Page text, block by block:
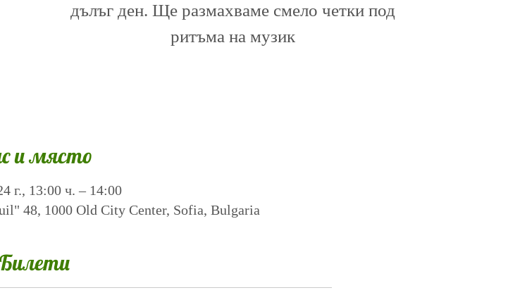
дълъг ден. Ще размахваме смело четки под
ритъма на музик
и място
г., 13:00 ч. – 14:00
48, 1000 Old City Center, Sofia, Bulgaria
Билети